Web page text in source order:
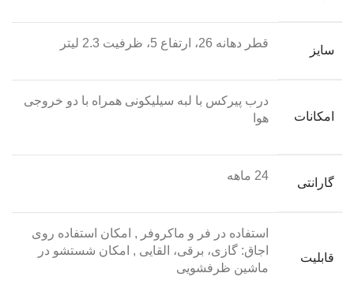
سایز
قطر دهانه 26، ارتفاع 5، ظرفیت 2.3 لیتر
امکانات
درب پیرکس با لبه سیلیکونی همراه با دو خروجی
هوا
گارانتی
24 ماهه
قابلیت
استفاده در فر و ماکروفر , امکان استفاده روی
اجاق: گازی، برقی، القایی , امکان شستشو در
ماشین ظرفشویی